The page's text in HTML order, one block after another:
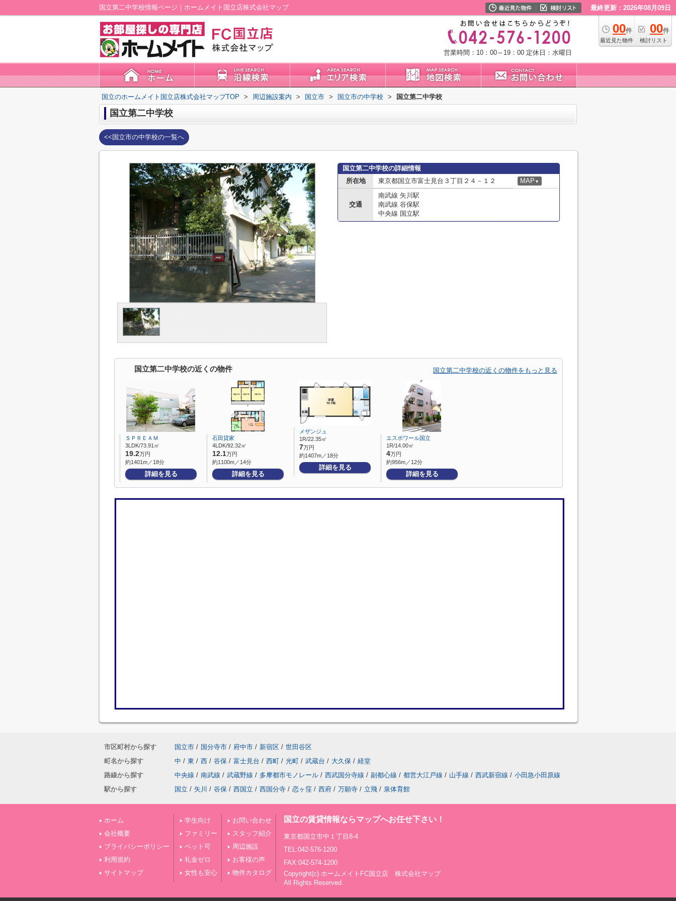
国立第二中学校情報ページ｜ホームメイト国立店株式会社マップ 最終更新：2026年08月09日
00件
最近見た物件
00件
検討リスト
営業時間：10：00～19：00 定休日：水曜日
国立のホームメイト国立店株式会社マップTOP > 周辺施設案内 > 国立市 > 国立市の中学校 > 国立第二中学校
国立第二中学校
<<国立市の中学校の一覧へ
国立第二中学校の詳細情報
所在地
東京都国立市富士見台３丁目２４－１２ MAP ▼
交通
南武線 矢川駅
南武線 谷保駅
中央線 国立駅
国立第二中学校の近くの物件 国立第二中学校の近くの物件をもっと見る
ＳＰＲＥＡＭ
3LDK/73.91㎡
19.2万円
約1401m／18分
詳細を見る
石田貸家
4LDK/92.32㎡
12.1万円
約1100m／14分
詳細を見る
メザンジュ
1R/22.35㎡
7万円
約1407m／18分
詳細を見る
エスポワール国立
1R/14.00㎡
4万円
約956m／12分
詳細を見る
市区町村から探す 国立市 / 国分寺市 / 府中市 / 新宿区 / 世田谷区
町名から探す
中 / 東 / 西 / 谷保 / 富士見台 / 西町 / 光町 / 武蔵台 / 大久保 / 経堂
路線から探す
中央線 / 南武線 / 武蔵野線 / 多摩都市モノレール / 西武国分寺線 / 副都心線 / 都営大江戸線 / 山手線 / 西武新宿線 / 小田急小田原線
駅から探す
国立 / 矢川 / 谷保 / 西国立 / 西国分寺 / 恋ヶ窪 / 西府 / 万願寺 / 立飛 / 泉体育館
ホーム
会社概要
プライバシーポリシー
利用規約
サイトマップ
学生向け
ファミリー
ペット可
礼金ゼロ
女性も安心
お問い合わせ
スタッフ紹介
周辺施設
お客様の声
物件カタログ
国立の賃貸情報ならマップへお任せ下さい！
東京都国立市中１丁目8-4
TEL:042-576-1200
FAX:042-574-1200
Copyright(c) ホームメイトFC国立店 株式会社マップ
All Rights Reserved.